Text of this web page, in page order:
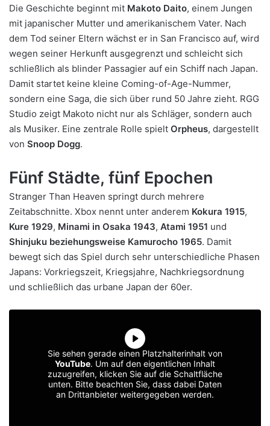
Die Geschichte beginnt mit Makoto Daito, einem Jungen
mit japanischer Mutter und amerikanischem Vater. Nach
dem Tod seiner Eltern wächst er in San Francisco auf, wird
wegen seiner Herkunft ausgegrenzt und schleicht sich
schließlich als blinder Passagier auf ein Schiff nach Japan.
Damit startet keine kleine Coming-of-Age-Nummer,
sondern eine Saga, die sich über rund 50 Jahre zieht. RGG
Studio zeigt Makoto nicht nur als Schläger, sondern auch
als Musiker. Eine zentrale Rolle spielt Orpheus, dargestellt
von Snoop Dogg.
Fünf Städte, fünf Epochen
Stranger Than Heaven springt durch mehrere
Zeitabschnitte. Xbox nennt unter anderem Kokura 1915,
Kure 1929, Minami in Osaka 1943, Atami 1951 und
Shinjuku beziehungsweise Kamurocho 1965. Damit
bewegt sich das Spiel durch sehr unterschiedliche Phasen
Japans: Vorkriegszeit, Kriegsjahre, Nachkriegsordnung
und schließlich das urbane Japan der 60er.
Sie sehen gerade einen Platzhalterinhalt von
YouTube. Um auf den eigentlichen Inhalt
zuzugreifen, klicken Sie auf die Schaltfläche
unten. Bitte beachten Sie, dass dabei Daten
an Drittanbieter weitergegeben werden.